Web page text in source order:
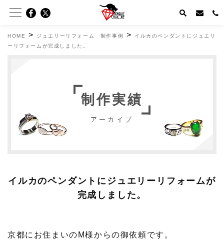
HOME > ジュエリーリフォーム 制作事例 >
イルカのペンダントにジュエリ
ーリフォームが完成しました。
制作実績
アーカイブ
イルカのペンダントにジュエリーリフォームが
完成しました。
京都にお住まいのM様からの御依頼です。